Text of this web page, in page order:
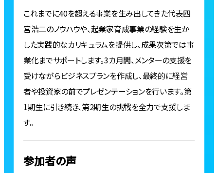
これまでに40を超える事業を生み出してきた代表四
宮浩二のノウハウや、起業家育成事業の経験を生か
した実践的なカリキュラムを提供し、成果次第では事
業化までサポートします。3カ月間、メンターの支援を
受けながらビジネスプランを作成し、最終的に経営
者や投資家の前でプレゼンテーションを行います。第
1期生に引き続き、第2期生の挑戦を全力で支援しま
す。
参加者の声